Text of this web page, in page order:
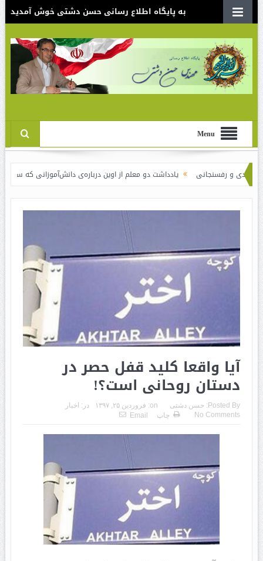
به پایگاه اطلاع رسانی حسن دشتی خوش آمدید
Menu
یادداشت دو معلم از اوین درباره‌ی دانش‌آموزانی که سوختند نقدی
آیا واقعا کلید قفل حصر در
دستان روحانی است؟!
Posted By: حسن دشتی on: فروردین ۲۵, ۱۳۹۷ در: اخبار
No Comments
چاپ Email